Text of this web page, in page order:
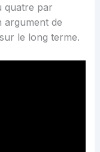
quatre par
argument de
le long terme.